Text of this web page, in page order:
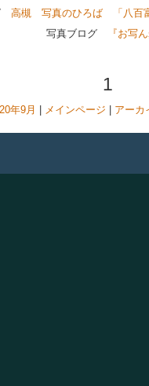
高槻 写真のひろば 「八百
写真ブログ
『お写
1
年9月 | メインページ | アーカ